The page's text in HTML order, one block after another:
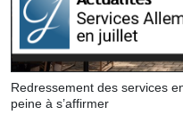
Redressement des services
peine à s’affirmer